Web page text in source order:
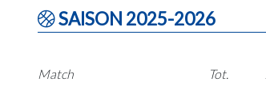
SAISON 2025-2026
Match
Tot.